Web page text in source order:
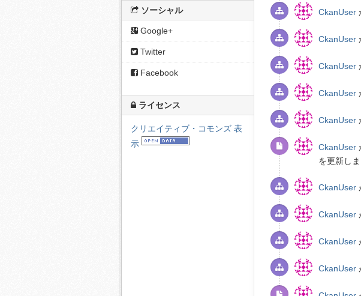
CkanUser
CkanUser
CkanUser
CkanUser
CkanUser
CkanUser
を更新し
CkanUser
CkanUser
CkanUser
CkanUser
ソーシャル
Google+
Twitter
Facebook
ライセンス
クリエイティブ・コモンズ 表
示